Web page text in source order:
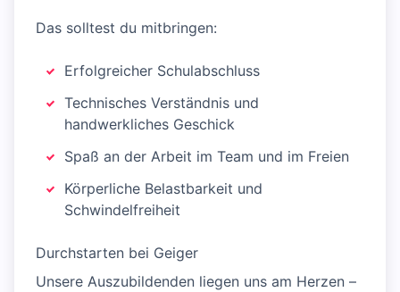
Das solltest du mitbringen:
Erfolgreicher Schulabschluss
Technisches Verständnis und
handwerkliches Geschick
Spaß an der Arbeit im Team und im Freien
Körperliche Belastbarkeit und
Schwindelfreiheit
Durchstarten bei Geiger
Unsere Auszubildenden liegen uns am Herzen –